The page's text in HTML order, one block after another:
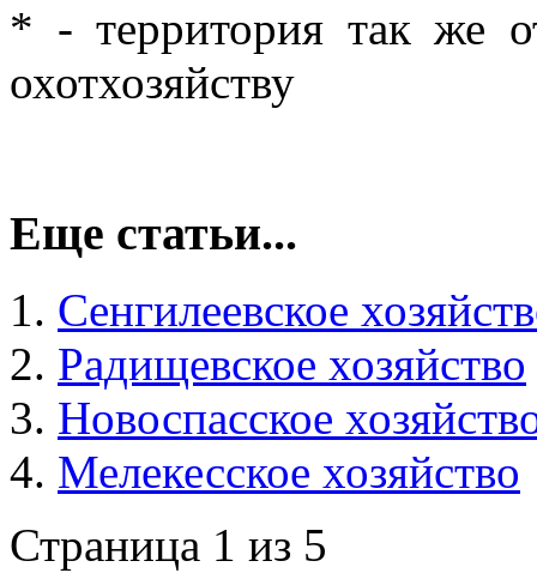
* - территория так же
охотхозяйству
Еще статьи...
Сенгилеевское
Радищевское хозяйство
Новоспасское
Мелекесское хозяйство
Страница 1 из 5